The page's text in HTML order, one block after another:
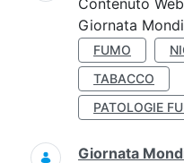
Contenuto Web
Giornata
FUMO
TABACCO
PATOLOGIE
Giornata